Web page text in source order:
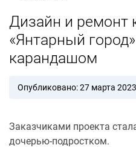
Дизайн и ремонт
«Янтарный
карандашом
Опубликовано: 27 марта 2023
Заказчиками проекта
дочерью-подростком.